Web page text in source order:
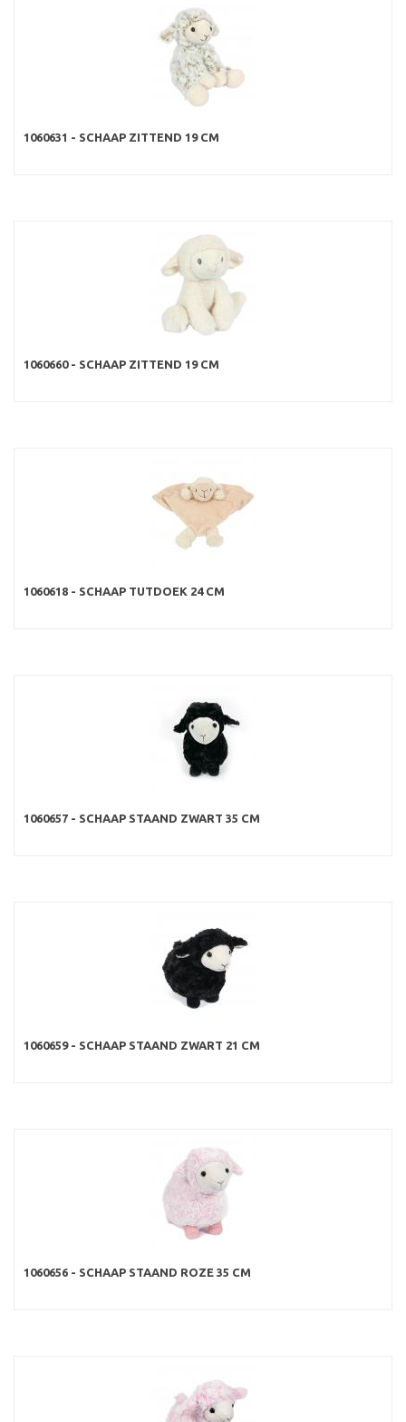
1060631 - SCHAAP ZITTEND 19 CM
1060660 - SCHAAP ZITTEND 19 CM
1060618 - SCHAAP TUTDOEK 24 CM
1060657 - SCHAAP STAAND ZWART 35 CM
1060659 - SCHAAP STAAND ZWART 21 CM
1060656 - SCHAAP STAAND ROZE 35 CM